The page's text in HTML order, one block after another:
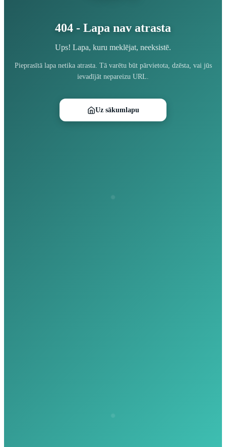
404 - Lapa nav atrasta
Ups! Lapa, kuru meklējat, neeksistē.
Pieprasītā lapa netika atrasta. Tā varētu būt pārvietota, dzēsta, vai jūs
ievadījāt nepareizu URL.
Uz sākumlapu